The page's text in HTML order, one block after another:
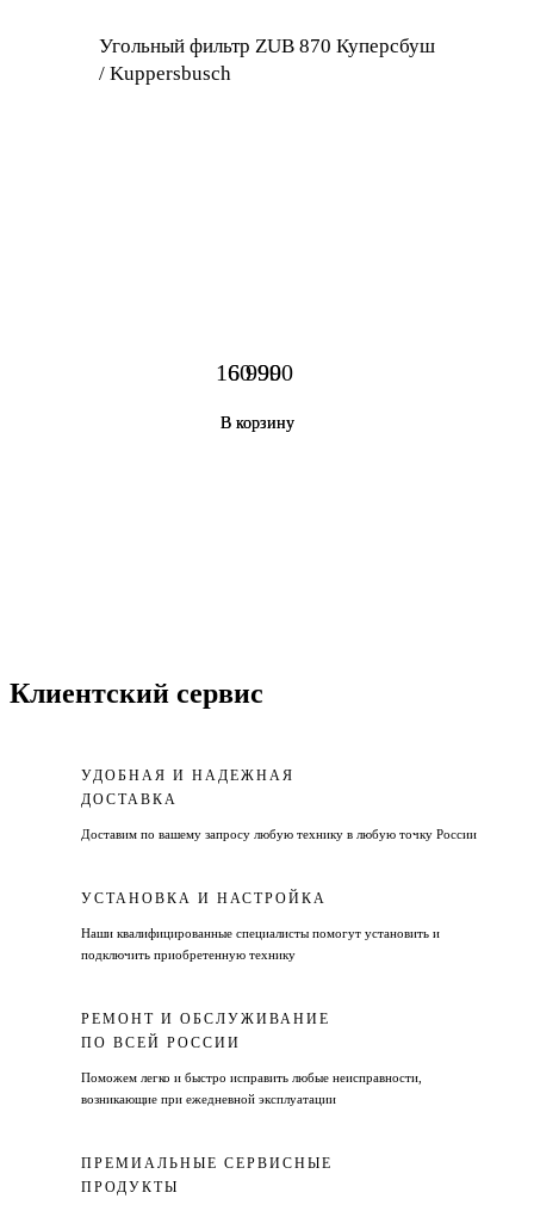
160 990
В корзину
Угольный фильтр ZUB 870 Куперсбуш
/ Kuppersbusch
6 990
В корзину
Клиентский сервис
УДОБНАЯ И НАДЕЖНАЯ
ДОСТАВКА
Доставим по вашему запросу любую технику в любую точку России
УСТАНОВКА И НАСТРОЙКА
Наши квалифицированные специалисты помогут установить и
подключить приобретенную технику
РЕМОНТ И ОБСЛУЖИВАНИЕ
ПО ВСЕЙ РОССИИ
Поможем легко и быстро исправить любые неисправности,
возникающие при ежедневной эксплуатации
ПРЕМИАЛЬНЫЕ СЕРВИСНЫЕ
ПРОДУКТЫ